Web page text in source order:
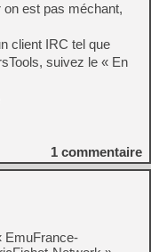
est pas méchant,
client IRC tel que
suivez le « En
1 commentaire
EmuFrance-